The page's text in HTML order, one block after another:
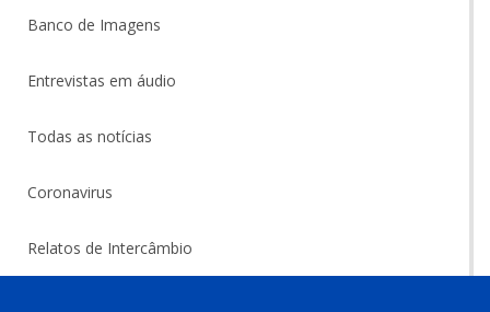
Banco de Imagens
Entrevistas em áudio
Todas as notícias
Coronavirus
Relatos de Intercâmbio